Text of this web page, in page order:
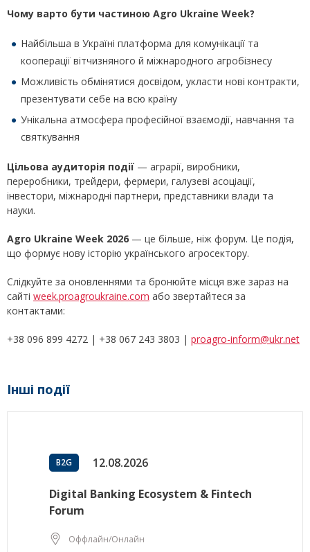
Чому варто бути частиною Agro Ukraine Week?
Найбільша в Україні платформа для комунікації та
кооперації вітчизняного й міжнародного агробізнесу
Можливість обмінятися досвідом, укласти нові контракти,
презентувати себе на всю країну
Унікальна атмосфера професійної взаємодії, навчання та
святкування
Цільова аудиторія події — аграрії, виробники,
переробники, трейдери, фермери, галузеві асоціації,
інвестори, міжнародні партнери, представники влади та
науки.
Agro Ukraine Week 2026 — це більше, ніж форум. Це подія,
що формує нову історію українського агросектору.
Слідкуйте за оновленнями та бронюйте місця вже зараз на
сайті week.proagroukraine.com або звертайтеся за
контактами:
+38 096 899 4272 | +38 067 243 3803 | proagro-inform@ukr.net
Інші події
B2G 12.08.2026
Digital Banking Ecosystem & Fintech
Forum
Оффлайн/Онлайн